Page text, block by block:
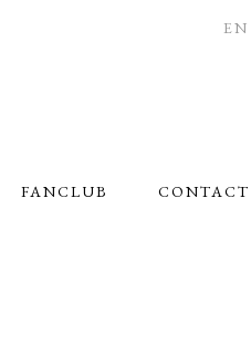
FANCLUB CONTACT
EN